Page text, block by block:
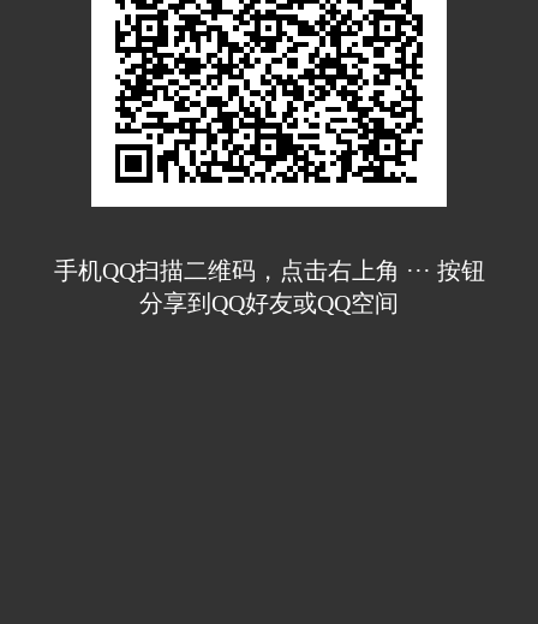
手机QQ扫描二维码，点击右上角 ··· 按钮
分享到QQ好友或QQ空间